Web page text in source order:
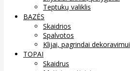
Teptukų valiklis
BAZĖS
Skaidrios
Spalvotos
Klijai, pagrindai dekoravimui
TOPAI
Skaidrus